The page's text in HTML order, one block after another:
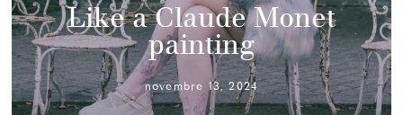
Like a Claude Monet
painting
novembre 13, 2024